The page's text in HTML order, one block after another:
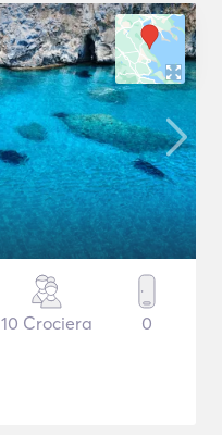
10 Crociera 0